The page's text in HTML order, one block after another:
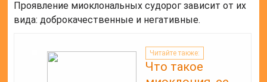
Проявление миоклональных судорог зависит от их
вида: доброкачественные и негативные.
Читайте также:
Что такое